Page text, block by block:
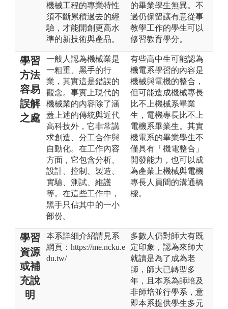
機械工程的專業特性
須不斷累積過去的經
驗，才能開創更高水
準的新技術與產品。
的畢業學生無異。不
過仍保留讓有意從事
教學工作的學生可以
修習教育學分。
學習
方法
容易
誤解
之處
一般人認為機械業是
一粗重、黑手的行
業，其實這是錯誤的
觀念。事實上現代的
機械業的內容除了涵
蓋上述的傳統與近代
高科技外，它非常講
求創造、分工合作與
自動化。在工作內容
方面，它包含分析、
設計、控制、製造、
實驗、測試、維護
等。在這些工作中，
黑手只佔其中的一小
部份。
有些高中生可能認為
機電系學習的內容是
機械與電機的整合，
但可能造成機械專長
比不上機械系畢業
生，電機專長比不上
電機系畢業生。其實
機電系的畢業學生不
僅具有「機電整合」
開發能力，也可以成
為產業上機械與電機
專長人員間的溝通橋
樑。
學習
資源
或補
充說
明
本系詳細介紹請見系
網頁：https://me.ncku.e
du.tw/
多數人仍對師大有既
定印象，認為來師大
就讀是為了成為老
師，師大已轉型多
年，且本系為師培及
非師培並行學系，意
即本系提供學生多元